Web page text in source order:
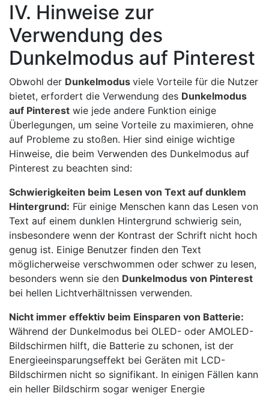
IV. Hinweise zur
Verwendung des
Dunkelmodus auf Pinterest
Obwohl der Dunkelmodus viele Vorteile für die Nutzer
bietet, erfordert die Verwendung des Dunkelmodus
auf Pinterest wie jede andere Funktion einige
Überlegungen, um seine Vorteile zu maximieren, ohne
auf Probleme zu stoßen. Hier sind einige wichtige
Hinweise, die beim Verwenden des Dunkelmodus auf
Pinterest zu beachten sind:
Schwierigkeiten beim Lesen von Text auf dunklem
Hintergrund: Für einige Menschen kann das Lesen von
Text auf einem dunklen Hintergrund schwierig sein,
insbesondere wenn der Kontrast der Schrift nicht hoch
genug ist. Einige Benutzer finden den Text
möglicherweise verschwommen oder schwer zu lesen,
besonders wenn sie den Dunkelmodus von Pinterest
bei hellen Lichtverhältnissen verwenden.
Nicht immer effektiv beim Einsparen von Batterie:
Während der Dunkelmodus bei OLED- oder AMOLED-
Bildschirmen hilft, die Batterie zu schonen, ist der
Energieeinsparungseffekt bei Geräten mit LCD-
Bildschirmen nicht so signifikant. In einigen Fällen kann
ein heller Bildschirm sogar weniger Energie